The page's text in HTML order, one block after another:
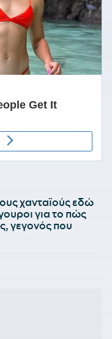
χανταϊούς εδώ
για το πώς
γεγονός που